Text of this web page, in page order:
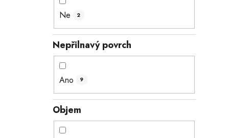
Ne 2
Nepřilnavý povrch
Ano 9
Objem